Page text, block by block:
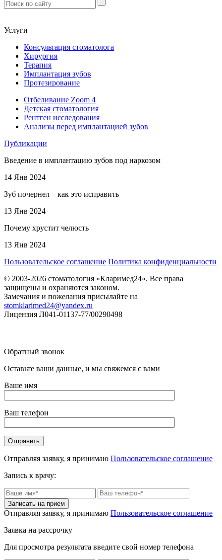
Услуги
Консультация стоматолога
Хирургия
Терапия
Имплантация зубов
Протезирование
Отбеливание Zoom 4
Детская стоматология
Рентген исследования
Анализы перед имплантацией зубов
Публикации
Введение в имплантацию зубов под наркозом
14 Янв 2024
Зуб почернел – как это исправить
13 Янв 2024
Почему хрустит челюсть
13 Янв 2024
Пользовательское соглашение Политика конфиденциальности
© 2003-2026 стоматология «Кларимед24». Все права
защищены и охраняются законом.
Замечания и пожелания присылайте на
stomklarimed24@yandex.ru
Лицензия Л041-01137-77/00290498
Обратный звонок
Оставьте ваши данные, и мы свяжемся с вами
Ваше имя
Ваш телефон
Отправляя заявку, я принимаю Пользовательское соглашение
Запись к врачу:
Отправляя заявку, я принимаю Пользовательское соглашение
Заявка на рассрочку
Для просмотра результата введите свой номер телефона